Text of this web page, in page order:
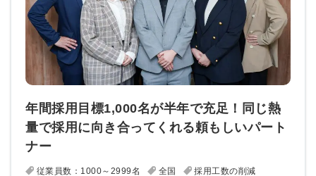
年間採用目標1,000名が半年で充足！同じ熱
量で採用に向き合ってくれる頼もしいパート
ナー
従業員数：1000～2999名 全国
採用工数の削減